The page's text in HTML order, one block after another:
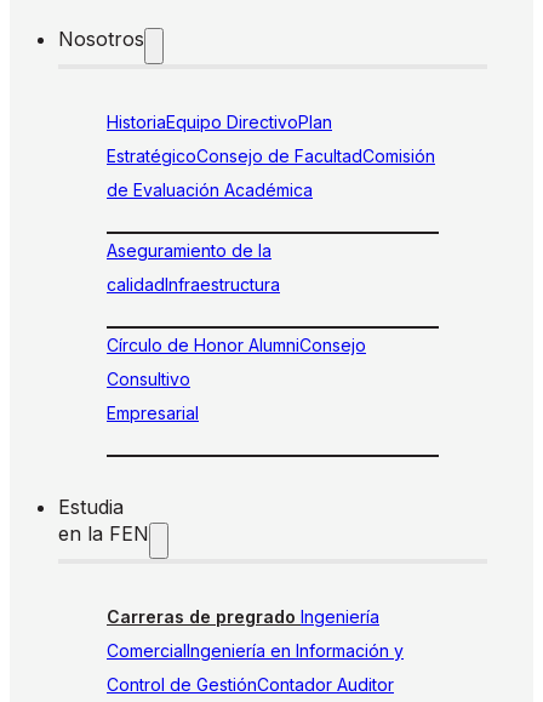
Nosotros
HistoriaEquipo DirectivoPlan
EstratégicoConsejo de FacultadComisión
de Evaluación Académica
Aseguramiento de la
calidadInfraestructura
Círculo de Honor AlumniConsejo
Consultivo
Empresarial
Estudia
en la FEN
Carreras de pregrado Ingeniería
ComercialIngeniería en Información y
Control de GestiónContador Auditor